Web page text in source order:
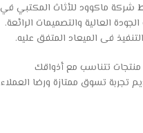
شركة ماكوود للأثاث المكتبي في
العالية والتصميمات الرائعة.
فى الميعاد المتفق عليه.
منتجات تتناسب مع أذواقك
تجربة تسوق ممتازة ورضا العملاء